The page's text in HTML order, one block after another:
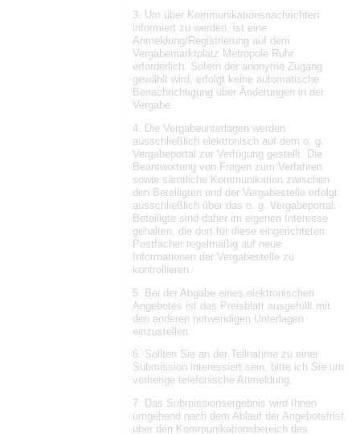
3. Um über Kommunikationsnachrichten
informiert zu werden, ist eine
Anmeldung/Registrierung auf dem
Vergabemarktplatz Metropole Ruhr
erforderlich. Sofern der anonyme Zugang
gewählt wird, erfolgt keine automatische
Benachrichtigung über Änderungen in der
Vergabe.
4. Die Vergabeunterlagen werden
ausschließlich elektronisch auf dem o. g.
Vergabeportal zur Verfügung gestellt. Die
Beantwortung von Fragen zum Verfahren
sowie sämtliche Kommunikation zwischen
den Beteiligten und der Vergabestelle erfolgt
ausschließlich über das o. g. Vergabeportal.
Beteiligte sind daher im eigenen Interesse
gehalten, die dort für diese eingerichteten
Postfächer regelmäßig auf neue
Informationen der Vergabestelle zu
kontrollieren.
5. Bei der Abgabe eines elektronischen
Angebotes ist das Preisblatt ausgefüllt mit
den anderen notwendigen Unterlagen
einzustellen.
6. Sollten Sie an der Teilnahme zu einer
Submission interessiert sein, bitte ich Sie um
vorherige telefonische Anmeldung.
7. Das Submissionsergebnis wird Ihnen
umgehend nach dem Ablauf der Angebotsfrist
über den Kommunikationsbereich des